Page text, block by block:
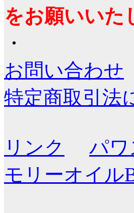
をお願いいた
・
お問い合わせ
特定商取引法
リンク
パワ
モリーオイル